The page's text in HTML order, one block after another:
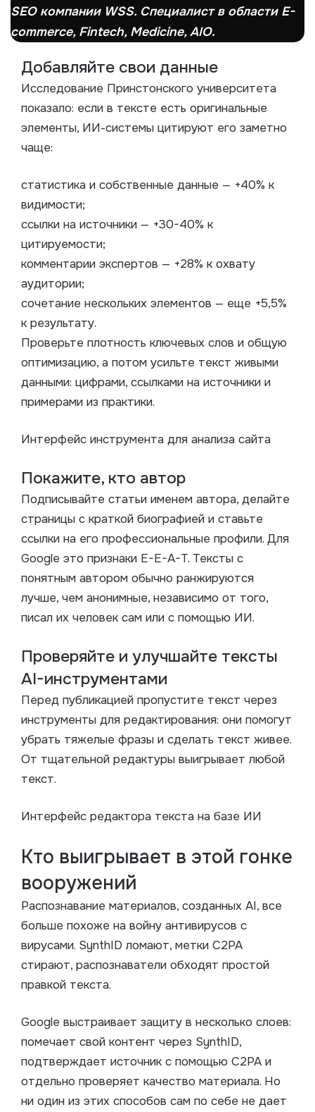
SEO компании WSS. Специалист в области E-
commerce, Fintech, Medicine, AIO.
Добавляйте свои данные
Исследование Принстонского университета
показало: если в тексте есть оригинальные
элементы, ИИ-системы цитируют его заметно
чаще:
статистика и собственные данные — +40% к
видимости;
ссылки на источники — +30-40% к
цитируемости;
комментарии экспертов — +28% к охвату
аудитории;
сочетание нескольких элементов — еще +5,5%
к результату.
Проверьте плотность ключевых слов и общую
оптимизацию, а потом усильте текст живыми
данными: цифрами, ссылками на источники и
примерами из практики.
Интерфейс инструмента для анализа сайта
Покажите, кто автор
Подписывайте статьи именем автора, делайте
страницы с краткой биографией и ставьте
ссылки на его профессиональные профили. Для
Google это признаки E-E-A-T. Тексты с
понятным автором обычно ранжируются
лучше, чем анонимные, независимо от того,
писал их человек сам или с помощью ИИ.
Проверяйте и улучшайте тексты
AI-инструментами
Перед публикацией пропустите текст через
инструменты для редактирования: они помогут
убрать тяжелые фразы и сделать текст живее.
От тщательной редактуры выигрывает любой
текст.
Интерфейс редактора текста на базе ИИ
Кто выигрывает в этой гонке
вооружений
Распознавание материалов, созданных AI, все
больше похоже на войну антивирусов с
вирусами. SynthID ломают, метки C2PA
стирают, распознаватели обходят простой
правкой текста.
Google выстраивает защиту в несколько слоев:
помечает свой контент через SynthID,
подтверждает источник с помощью C2PA и
отдельно проверяет качество материала. Но
ни один из этих способов сам по себе не дает